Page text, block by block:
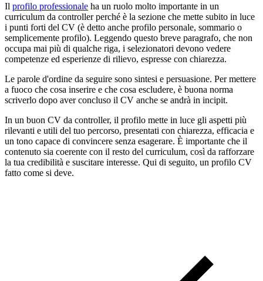
Il profilo professionale ha un ruolo molto importante in un
curriculum da controller perché è la sezione che mette subito in luce
i punti forti del CV (è detto anche profilo personale, sommario o
semplicemente profilo). Leggendo questo breve paragrafo, che non
occupa mai più di qualche riga, i selezionatori devono vedere
competenze ed esperienze di rilievo, espresse con chiarezza.
Le parole d'ordine da seguire sono sintesi e persuasione. Per mettere
a fuoco che cosa inserire e che cosa escludere, è buona norma
scriverlo dopo aver concluso il CV anche se andrà in incipit.
In un buon CV da controller, il profilo mette in luce gli aspetti più
rilevanti e utili del tuo percorso, presentati con chiarezza, efficacia e
un tono capace di convincere senza esagerare. È importante che il
contenuto sia coerente con il resto del curriculum, così da rafforzare
la tua credibilità e suscitare interesse. Qui di seguito, un profilo CV
fatto come si deve.